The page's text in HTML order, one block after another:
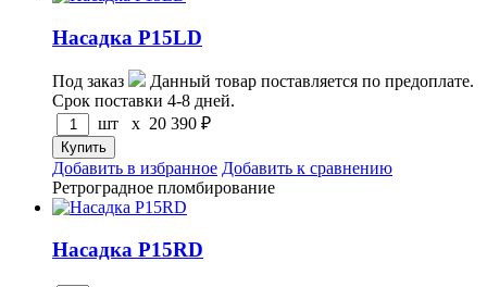
Насадка P15LD
Под заказ
Данный товар поставляется по предоплате.
Срок поставки 4-8 дней.
шт x 20 390 ₽
Добавить в избранное Добавить к сравнению
Ретроградное пломбирование
Насадка P15RD